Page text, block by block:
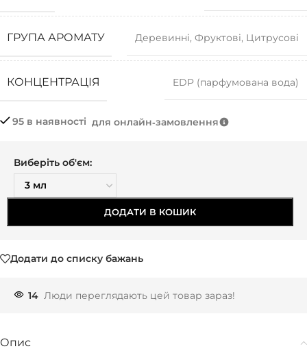
ГРУПА АРОМАТУ Деревинні, Фруктові, Цитрусові
КОНЦЕНТРАЦІЯ EDP (парфумована вода)
95 в наявності для онлайн‑замовлення
Виберіть об'єм:
ДОДАТИ В КОШИК
Додати до списку бажань
14 Люди переглядають цей товар зараз!
Опис